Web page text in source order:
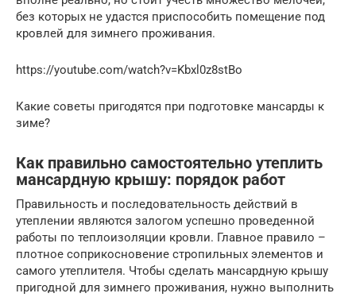
без которых не удастся приспособить помещение под
кровлей для зимнего проживания.
https://youtube.com/watch?v=Kbxl0z8stBo
Какие советы пригодятся при подготовке мансарды к
зиме?
Как правильно самостоятельно утеплить
мансардную крышу: порядок работ
Правильность и последовательность действий в
утеплении являются залогом успешно проведенной
работы по теплоизоляции кровли. Главное правило –
плотное соприкосновение стропильных элементов и
самого утеплителя. Чтобы сделать мансардную крышу
пригодной для зимнего проживания, нужно выполнить